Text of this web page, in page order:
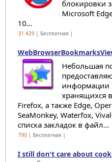
блокировки
Microsoft
10...
31 429| Бесплатная |
Небольшая
информации
хранящихся
Firefox, а также Edge,
SeaMonkey, Waterfox,
списка закладок в файл...
790| Бесплатная |
I still don't care about